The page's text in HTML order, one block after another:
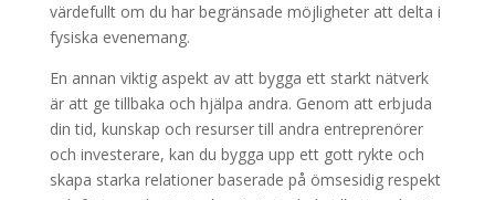
värdefullt om du har begränsade möjligheter att delta i
fysiska evenemang.
En annan viktig aspekt av att bygga ett starkt nätverk
är att ge tillbaka och hjälpa andra. Genom att erbjuda
din tid, kunskap och resurser till andra entreprenörer
och investerare, kan du bygga upp ett gott rykte och
skapa starka relationer baserade på ömsesidig respekt